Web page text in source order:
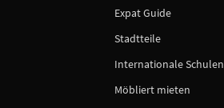
Expat Guide
Stadtteile
Internationale Schulen
Möbliert mieten